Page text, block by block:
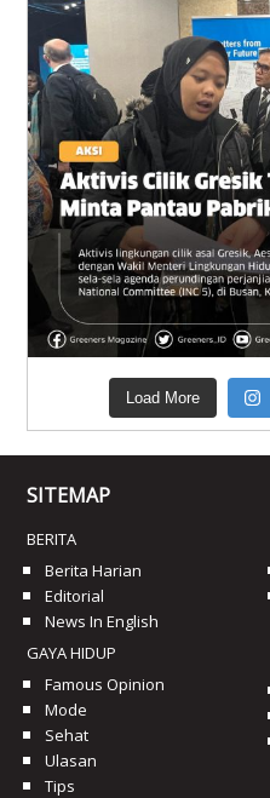
Load More
SITEMAP
BERITA
Berita Harian
Editorial
News In English
GAYA HIDUP
Famous Opinion
Mode
Sehat
Ulasan
Tips